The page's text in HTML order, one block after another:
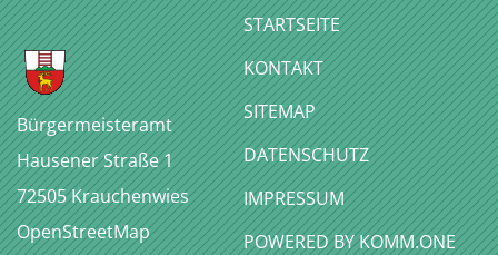
Bürgermeisteramt
Hausener Straße 1
72505Krauchenwies
OpenStreetMap
STARTSEITE
KONTAKT
SITEMAP
DATENSCHUTZ
IMPRESSUM
POWERED BY KOMM.ONE